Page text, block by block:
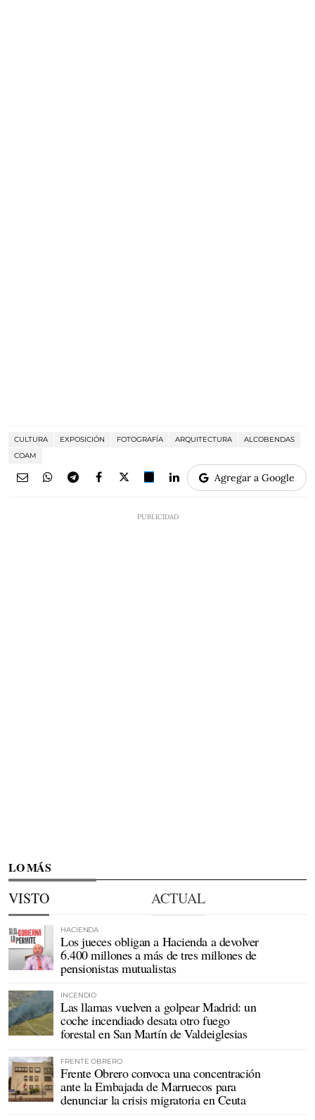
CULTURA EXPOSICIÓN FOTOGRAFÍA ARQUITECTURA
ALCOBENDAS
COAM
Agregar a Google
LO MÁS
VISTO ACTUAL
HACIENDA
Los jueces obligan a Hacienda a devolver
6.400 millones a más de tres millones de
pensionistas mutualistas
INCENDIO
Las llamas vuelven a golpear Madrid: un
coche incendiado desata otro fuego
forestal en San Martín de Valdeiglesias
FRENTE OBRERO
Frente Obrero convoca una concentración
ante la Embajada de Marruecos para
denunciar la crisis migratoria en Ceuta